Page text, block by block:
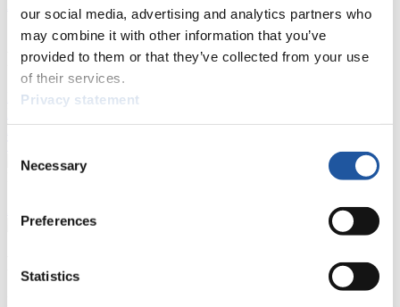
our social media, advertising and analytics partners who
may combine it with other information that you’ve
provided to them or that they’ve collected from your use
of their services.
Privacy statement
Selection
Necessary
Preferences
Statistics
Gesamtstände Statistiken
FIL LIVE TV
Live StreamingKunstbahn
Ergebnis-Live-Ticker Kunstbahn